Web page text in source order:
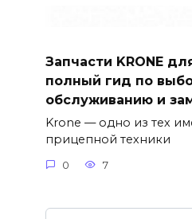
Запчасти KRONE
полный гид по
обслуживанию и
Krone — одно из тех
прицепной техники
0 7